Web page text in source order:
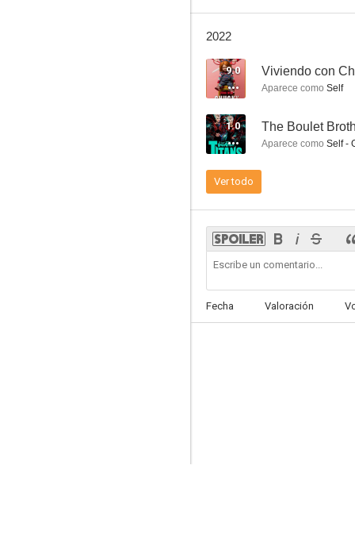
6.5
6.4
2022
9.0 Viviendo con
Aparece como Self
1.0
Aparece como Self -
Ver todo
Fecha Valoración